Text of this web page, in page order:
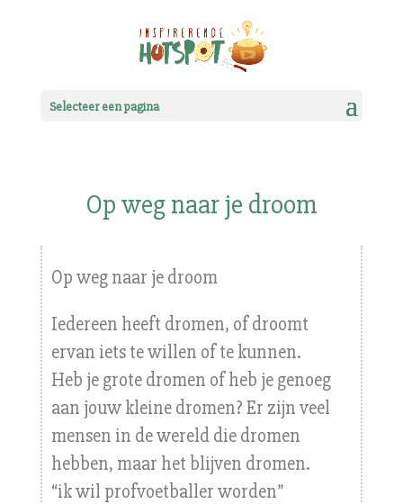
Selecteer een pagina
Op weg naar je droom
Op weg naar je droom
Iedereen heeft dromen, of droomt
ervan iets te willen of te kunnen.
Heb je grote dromen of heb je genoeg
aan jouw kleine dromen? Er zijn veel
mensen in de wereld die dromen
hebben, maar het blijven dromen.
“ik wil profvoetballer worden”